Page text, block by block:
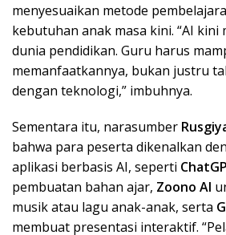
menyesuaikan metode
kebutuhan anak masa kini. “AI kini
dunia pendidikan. Guru harus
memanfaatkannya, bukan justru
dengan teknologi,” imbuhnya.
Sementara itu, narasumber
bahwa para peserta dikenalkan
aplikasi berbasis AI, seperti
pembuatan bahan ajar, Zoono AI
musik atau lagu anak-anak, serta
membuat presentasi interaktif.